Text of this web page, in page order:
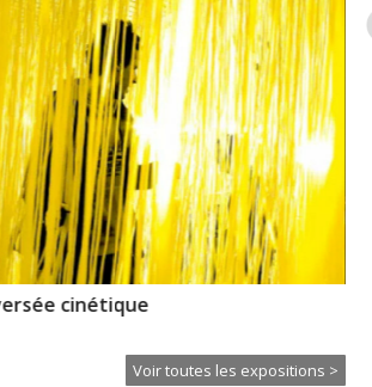
cinétique
Voir toutes les expositions >